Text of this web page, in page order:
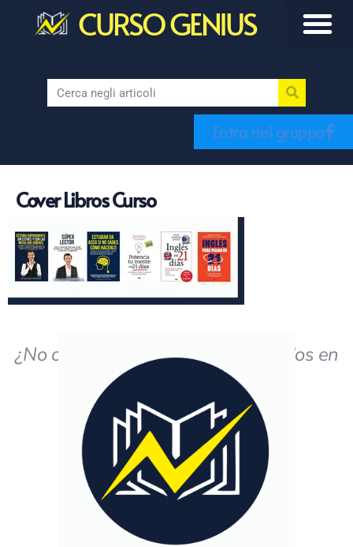
CURSO GENIUS
Entra nel gruppo
Cover Libros Curso
¿No obtiene los resultados deseados en
el estudio?